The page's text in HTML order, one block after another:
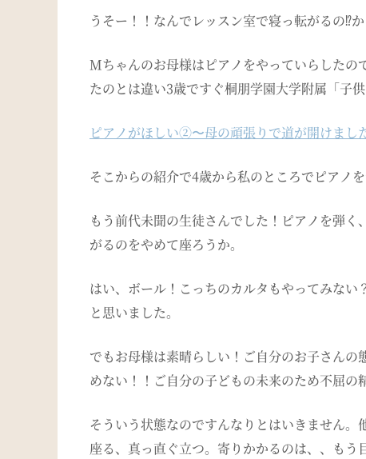
うそー！！なんでレッスン室で寝っ転がるの⁉︎
Mちゃんのお母様はピアノをやっていらしたの
たのとは違い3歳ですぐ桐朋学園大学附属「子
ピアノがほしい②〜母の頑張りで道が開けまし
そこからの紹介で4歳から私のところでピアノ
もう前代未聞の生徒さんでした！ピアノを弾
がるのをやめて座ろうか。
はい、ボール！こっちのカルタもやってみない
と思いました。
でもお母様は素晴らしい！ご自分のお子さん
めない！！ご自分の子どもの未来のため不屈の
そういう状態なのですんなりとはいきません
座る、真っ直ぐ立つ。寄りかかるのは、、も